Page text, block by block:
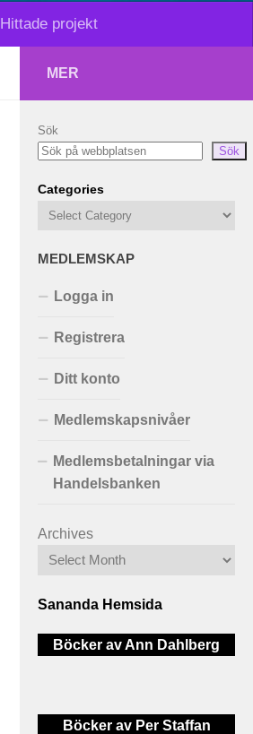
Hittade projekt
MER
Sök
Sök
Categories
MEDLEMSKAP
Logga in
Registrera
Ditt konto
Medlemskapsnivåer
Medlemsbetalningar via
Handelsbanken
Archives
Sananda Hemsida
Böcker av Ann Dahlberg
Böcker av Per Staffan